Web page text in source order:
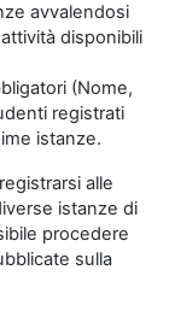
avvalendosi
disponibili
(Nome,
registrati
istanze.
alle
istanze di
procedere
sulla